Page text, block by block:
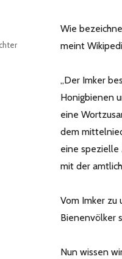
Wie
meint
„Der Imker
Honigbienen
eine
dem
eine spezielle
mit der
Vom Imker
Bienenvölker
Nun wissen